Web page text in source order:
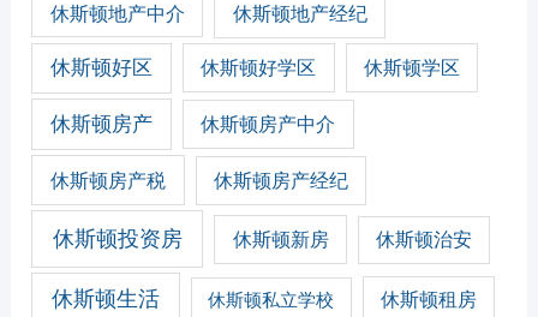
休斯顿地产中介 休斯顿地产经纪
休斯顿好区 休斯顿好学区 休斯顿学区
休斯顿房产 休斯顿房产中介
休斯顿房产税 休斯顿房产经纪
休斯顿投资房 休斯顿新房 休斯顿治安
休斯顿生活 休斯顿私立学校 休斯顿租房